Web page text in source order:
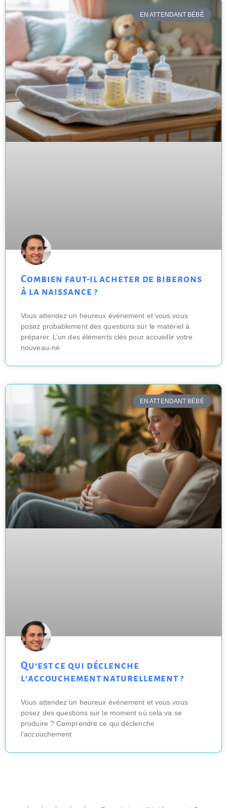
EN ATTENDANT BÉBÉ
Combien faut-il acheter de biberons
à la naissance ?
Vous attendez un heureux événement et vous vous
posez probablement des questions sur le matériel à
préparer. L’un des éléments clés pour accueillir votre
nouveau-né
EN ATTENDANT BÉBÉ
Qu’est ce qui déclenche
l’accouchement naturellement ?
Vous attendez un heureux événement et vous vous
posez des questions sur le moment où cela va se
produire ? Comprendre ce qui déclenche
l’accouchement